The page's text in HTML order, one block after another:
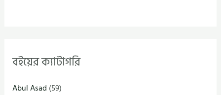
বইয়ের ক্যাটাগরি
Abul Asad (59)